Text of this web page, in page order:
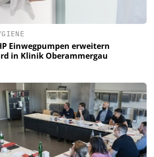
Einwegpumpen erweitern
in Klinik Oberammergau